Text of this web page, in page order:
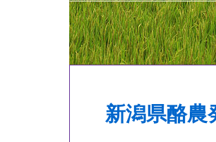
新潟県酪農